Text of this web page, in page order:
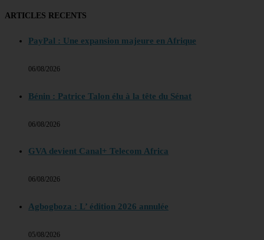
ARTICLES RECENTS
PayPal : Une expansion majeure en Afrique
06/08/2026
Bénin : Patrice Talon élu à la tête du Sénat
06/08/2026
GVA devient Canal+ Telecom Africa
06/08/2026
Agbogboza : L’ édition 2026 annulée
05/08/2026